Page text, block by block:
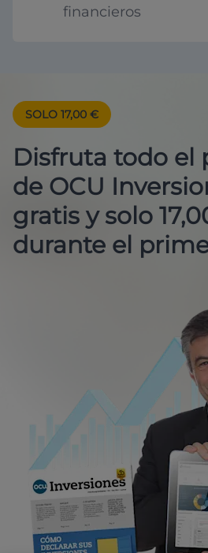
financieros
SOLO 17,00 €
Disfruta todo el
de OCU
gratis y solo
durante el